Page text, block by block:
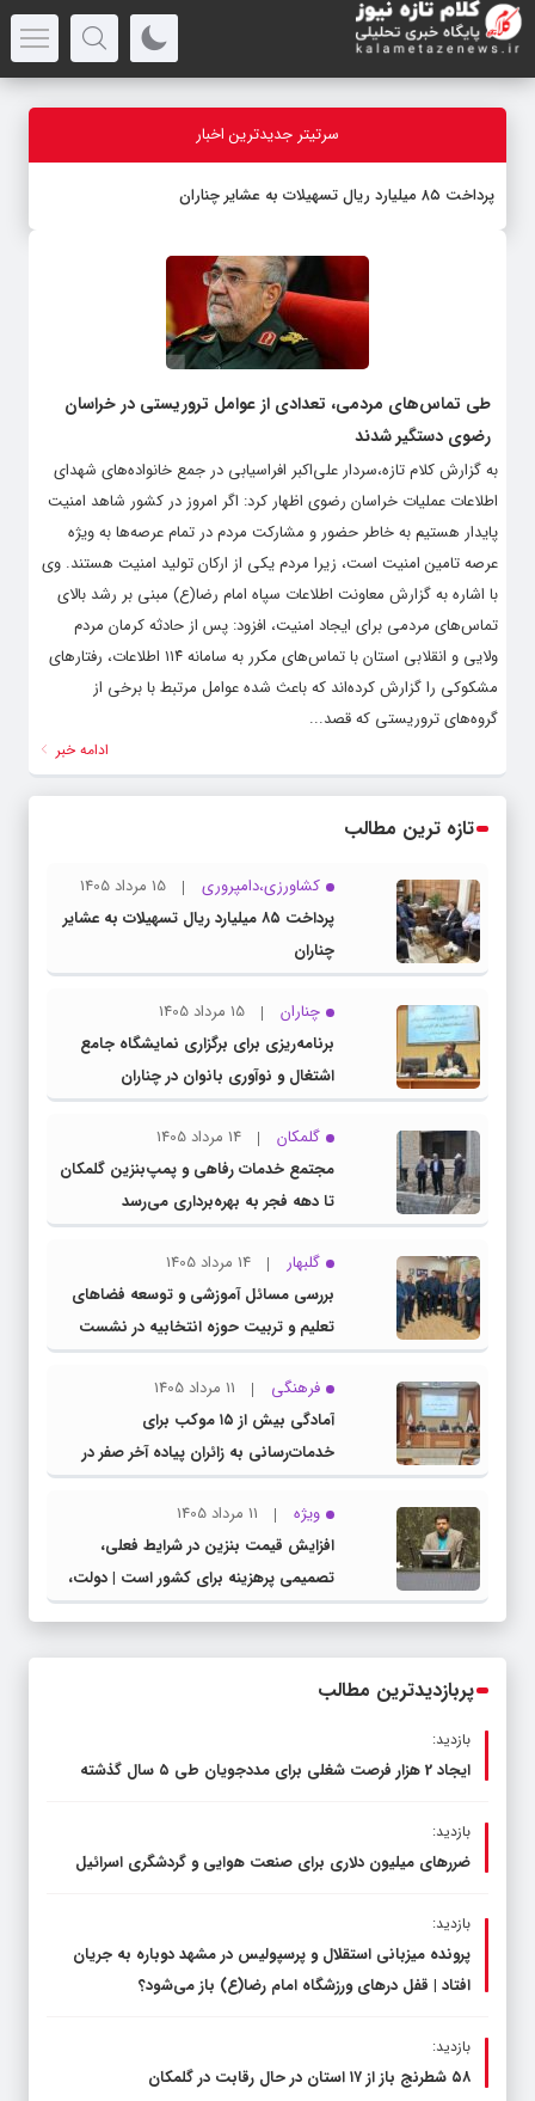
سرتیتر جدیدترین اخبار
پرداخت ۸۵ میلیارد ریال تسهیلات به عشایر چناران
طی تماس‌های مردمی، تعدادی از عوامل تروریستی در خراسان
رضوی دستگیر شدند
به گزارش کلام تازه،سردار علی‌اکبر افراسیابی در جمع خانواده‌های شهدای
اطلاعات عملیات خراسان رضوی اظهار کرد: اگر امروز در کشور شاهد امنیت
پایدار هستیم به خاطر حضور و مشارکت مردم در تمام عرصه‌ها به ویژه
عرصه تامین امنیت است، زیرا مردم یکی از ارکان تولید امنیت هستند. وی
با اشاره به گزارش معاونت اطلاعات سپاه امام رضا(ع) مبنی بر رشد بالای
تماس‌های مردمی برای ایجاد امنیت، افزود: پس از حادثه کرمان مردم
ولایی و انقلابی استان با تماس‌های مکرر به سامانه ۱۱۴ اطلاعات، رفتارهای
مشکوکی را گزارش کرده‌اند که باعث شده عوامل مرتبط با برخی از
گروه‌های تروریستی که قصد...
ادامه خبر
تازه ترین مطالب
کشاورزی،دامپروری
15 مرداد 1405
پرداخت ۸۵ میلیارد ریال تسهیلات به عشایر
چناران
چناران
15 مرداد 1405
برنامه‌ریزی برای برگزاری نمایشگاه جامع
اشتغال و نوآوری بانوان در چناران
گلمکان
14 مرداد 1405
مجتمع خدمات رفاهی و پمپ‌بنزین گلمکان
تا دهه فجر به بهره‌برداری می‌رسد
گلبهار
14 مرداد 1405
بررسی مسائل آموزشی و توسعه فضاهای
تعلیم و تربیت حوزه انتخابیه در نشست
مشترک عضو کمیسیون آموزش مجلس با
مدیرکل آموزش و پرورش خراسان رضوی
فرهنگی
11 مرداد 1405
آمادگی بیش از ۱۵ موکب برای
خدمات‌رسانی به زائران پیاده آخر صفر در
شهرستان چناران
ویژه
11 مرداد 1405
افزایش قیمت بنزین در شرایط فعلی،
تصمیمی پرهزینه برای کشور است | دولت،
قاچاق سوخت و عوامل اصلی ناترازی را
پربازدیدترین مطالب
بازدید:
ایجاد 2 هزار فرصت شغلی برای مددجویان طی ۵ سال گذشته
بازدید:
ضررهای میلیون دلاری برای صنعت هوایی و گردشگری اسرائیل
بازدید:
پرونده میزبانی استقلال و پرسپولیس در مشهد دوباره به جریان
افتاد | قفل در‌های ورزشگاه امام رضا(ع) باز می‌شود؟
بازدید:
۵۸ شطرنج‌ باز از ۱۷ استان در حال رقابت در گلمکان